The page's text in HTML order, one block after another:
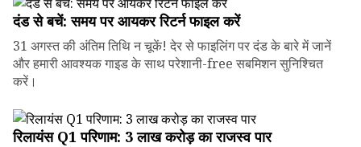
दंड से बचें: समय पर आयकर रिटर्न फाइल करें
31 अगस्त की अंतिम तिथि न चूकें! देर से फाइलिंग पर दंड के बारे में जानें
और हमारी आवश्यक गाइड के साथ परेशानी-free सबमिशन सुनिश्चित
करें।
रिलायंस Q1 परिणाम: ₹3 लाख करोड़ का राजस्व पार